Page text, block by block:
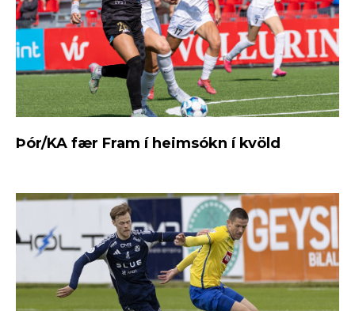
Þór/KA fær Fram í heimsókn í kvöld